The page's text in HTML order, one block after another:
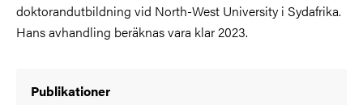
doktorandutbildning vid North-West University i Sydafrika.
Hans avhandling beräknas vara klar 2023.
Publikationer